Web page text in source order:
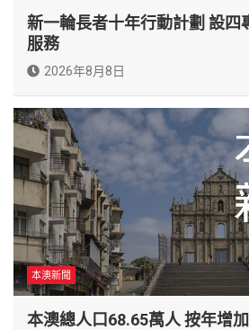
新一輪長者十年行動計劃 設四
服務
2026年8月8日
本澳新聞
本澳總人口68.65萬人 按年增